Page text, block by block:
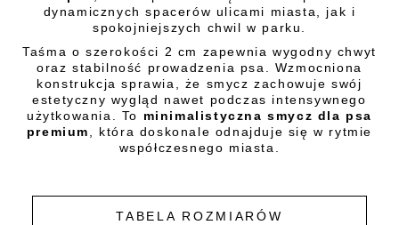
dynamicznych spacerów ulicami miasta, jak i
spokojniejszych chwil w parku.
Taśma o szerokości 2 cm zapewnia wygodny chwyt
oraz stabilność prowadzenia psa. Wzmocniona
konstrukcja sprawia, że smycz zachowuje swój
estetyczny wygląd nawet podczas intensywnego
użytkowania. To minimalistyczna smycz dla psa
premium
, która doskonale odnajduje się w rytmie
współczesnego miasta.
TABELA ROZMIARÓW